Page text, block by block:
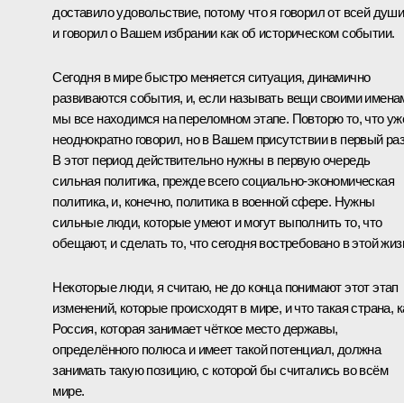
доставило удовольствие, потому что я говорил от всей души
и говорил о Вашем избрании как об историческом событии.
Сегодня в мире быстро меняется ситуация, динамично
развиваются события, и, если называть вещи своими
мы все находимся на переломном этапе. Повторю то, что
неоднократно говорил, но в Вашем присутствии в первый
В этот период действительно нужны в первую очередь
сильная политика, прежде всего социально-экономическая
политика, и, конечно, политика в военной сфере. Нужны
сильные люди, которые умеют и могут выполнить то, что
обещают, и сделать то, что сегодня востребовано в этой
Некоторые люди, я считаю, не до конца понимают этот этап
изменений, которые происходят в мире, и что такая страна,
Россия, которая занимает чёткое место державы,
определённого полюса и имеет такой потенциал, должна
занимать такую позицию, с которой бы считались во всём
мире.